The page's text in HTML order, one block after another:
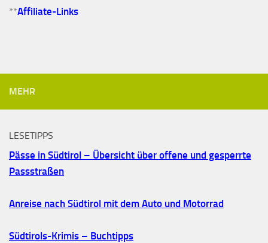
**Affiliate-Links
MEHR
LESETIPPS
Pässe in Südtirol – Übersicht über offene und gesperrte
Passstraßen
Anreise nach Südtirol mit dem Auto und Motorrad
Südtirols-Krimis – Buchtipps